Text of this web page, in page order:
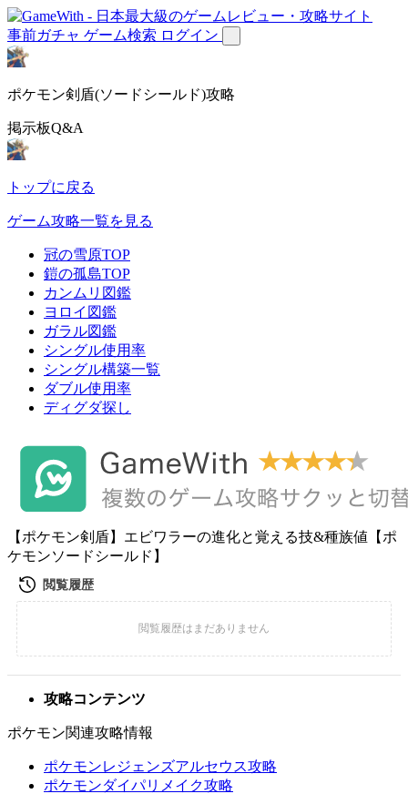
事前ガチャ ゲーム検索 ログイン
ポケモン剣盾(ソードシールド)攻略
掲示板Q&A
トップに戻る
ゲーム攻略一覧を見る
冠の雪原TOP
鎧の孤島TOP
カンムリ図鑑
ヨロイ図鑑
ガラル図鑑
シングル使用率
シングル構築一覧
ダブル使用率
ディグダ探し
【ポケモン剣盾】エビワラーの進化と覚える技&種族値【ポ
ケモンソードシールド】
攻略コンテンツ
ポケモン関連攻略情報
ポケモンレジェンズアルセウス攻略
ポケモンダイパリメイク攻略